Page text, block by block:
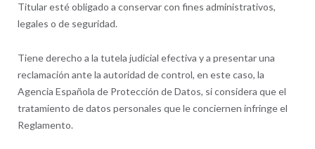
Titular esté obligado a conservar con fines administrativos,
legales o de seguridad.
Tiene derecho a la tutela judicial efectiva y a presentar una
reclamación ante la autoridad de control, en este caso, la
Agencia Española de Protección de Datos, si considera que el
tratamiento de datos personales que le conciernen infringe el
Reglamento.